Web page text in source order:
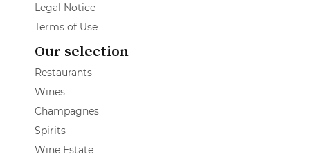
Legal Notice
Terms of Use
Our selection
Restaurants
Wines
Champagnes
Spirits
Wine Estate